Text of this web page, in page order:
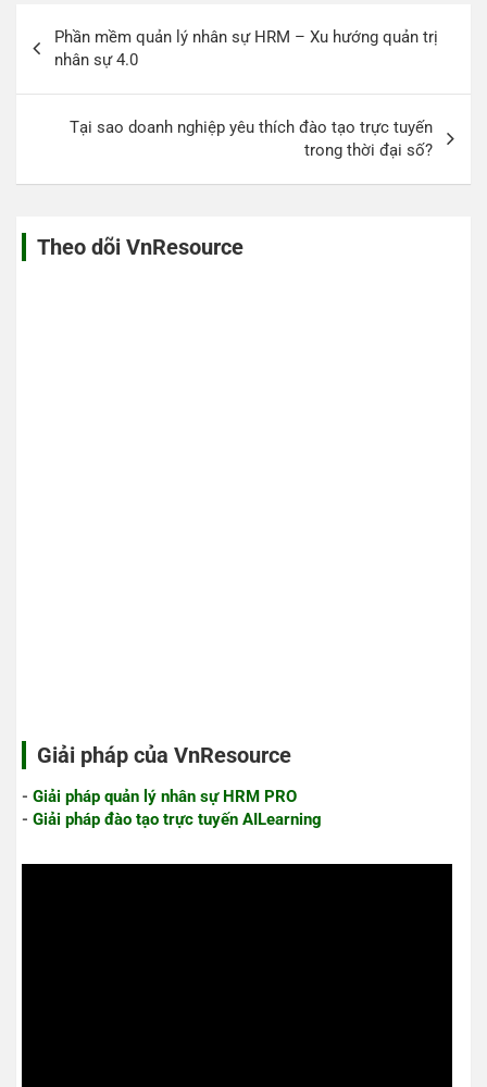
hướng
bài
Phần mềm quản lý nhân sự HRM – Xu hướng quản trị
nhân sự 4.0
Tại sao doanh nghiệp yêu thích đào tạo trực tuyến
trong thời đại số?
Theo dõi VnResource
Giải pháp của VnResource
- Giải pháp quản lý nhân sự HRM PRO
- Giải pháp đào tạo trực tuyến AILearning